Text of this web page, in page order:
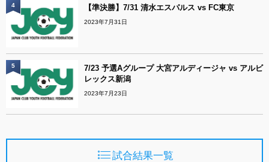
【準決勝】7/31 清水エスパルス vs FC東京
2023年7月31日
4
7/23 予選Aグループ 大宮アルディージャ vs アルビ
レックス新潟
2023年7月23日
5
試合結果一覧